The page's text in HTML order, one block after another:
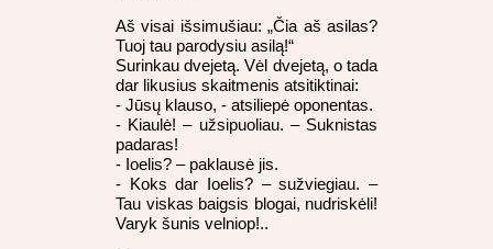
Aš visai išsimušiau: „Čia aš asilas?
Tuoj tau parodysiu asilą!“
Surinkau dvejetą. Vėl dvejetą, o tada
dar likusius skaitmenis atsitiktinai:
- Jūsų klauso, - atsiliepė oponentas.
- Kiaulė! – užsipuoliau. – Suknistas
padaras!
- Ioelis? – paklausė jis.
- Koks dar Ioelis? – sužviegiau. –
Tau viskas baigsis blogai, nudriskėli!
Varyk šunis velniop!..